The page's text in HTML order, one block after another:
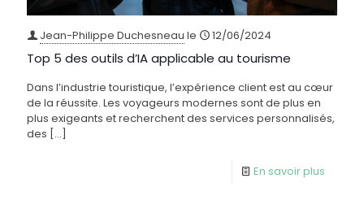
Jean-Philippe Duchesneau le 12/06/2024
Top 5 des outils d’IA applicable au tourisme
Dans l’industrie touristique, l’expérience client est au cœur
de la réussite. Les voyageurs modernes sont de plus en
plus exigeants et recherchent des services personnalisés,
des […]
En savoir plus